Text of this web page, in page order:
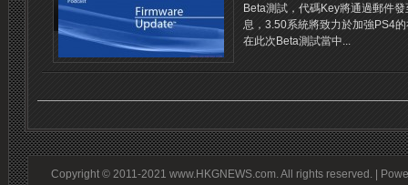
Beta測試，代碼Key將通過郵件
息，3.50系統將致力於加強PS4
在此次Beta測試當中...
Copyright © 2011-2021 www.HKGNEWS.com. All rights reserved. |